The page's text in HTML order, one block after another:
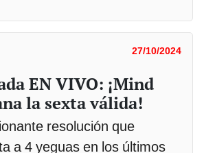
27/10/2024
EN VIVO: ¡Mind
la sexta válida!
resolución que
a 4 yeguas en los últimos